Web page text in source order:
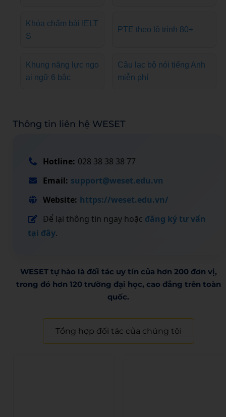
Khóa chấm bài IELT
S
PTE theo lộ trình 80+
Khung năng lực ngo
ại ngữ 6 bậc
Câu lạc bộ nói tiếng Anh
miễn phí
Thông tin liên hệ WESET
Hotline: 028 38 38 38 77
Email: support@weset.edu.vn
Website: https://weset.edu.vn/
Để lại thông tin ngay hoặc đăng ký tư vấn
tại đây.
WESET tự hào là đối tác uy tín của hơn 200 đơn vị,
trong đó hơn 120 trường đại học, cao đẳng trên toàn
quốc.​
Tổng hợp đối tác của chúng tôi